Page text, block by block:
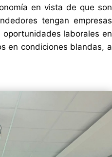
en vista de que son
tengan empresas
laborales en
en condiciones blandas, a